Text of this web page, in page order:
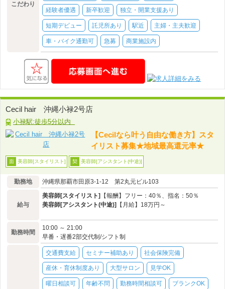
こだわり
経験者優遇 新卒歓迎 独立・開業支援あり
短期デビュー 託児所あり 駅近 主婦・主夫歓迎
車・バイク通勤可 急募 商業施設内
Cecil hair 沖縄小禄2号店
小禄駅:徒歩5分以内
【Cecilなら叶う自由な働き方】スタ
イリスト募集★地域最高還元率★
面 美容師[スタイリスト] 契 美容師[アシスタント(中途)]
勤務地 沖縄県那覇市田原3-1-12 第2丸元ビル103
給与
美容師[スタイリスト]
【報酬】フリー：40％、指名：50％
美容師[アシスタント(中途)]
【月給】18万円～
勤務時間
10:00 ～ 21:00
早番・遅番2部交代制/シフト制
交通費支給 セミナー補助あり 社会保険完備
産休・育休制度あり 大型サロン 見学OK
曜日相談可 年齢不問 勤務時間相談可 ブランクOK